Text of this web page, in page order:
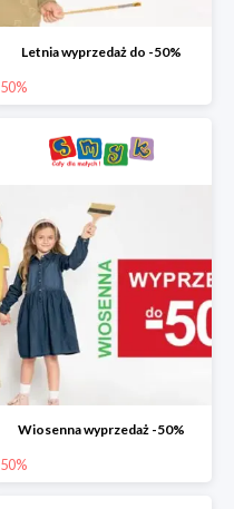
Letnia wyprzedaż do -50%
50%
Wiosenna wyprzedaż -50%
50%